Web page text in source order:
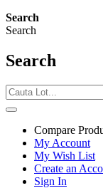
Search
Search
Search
Compare
My Account
My Wish List
Create an
Sign In